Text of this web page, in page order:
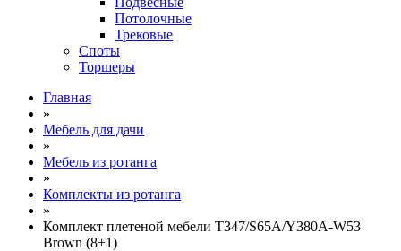
Потолочные
Трековые
Споты
Торшеры
Главная
»
Мебель для дачи
»
Мебель из ротанга
»
Комплекты из ротанга
»
Комплект плетеной мебели T347/S65A/Y380A-W53
Brown (8+1)